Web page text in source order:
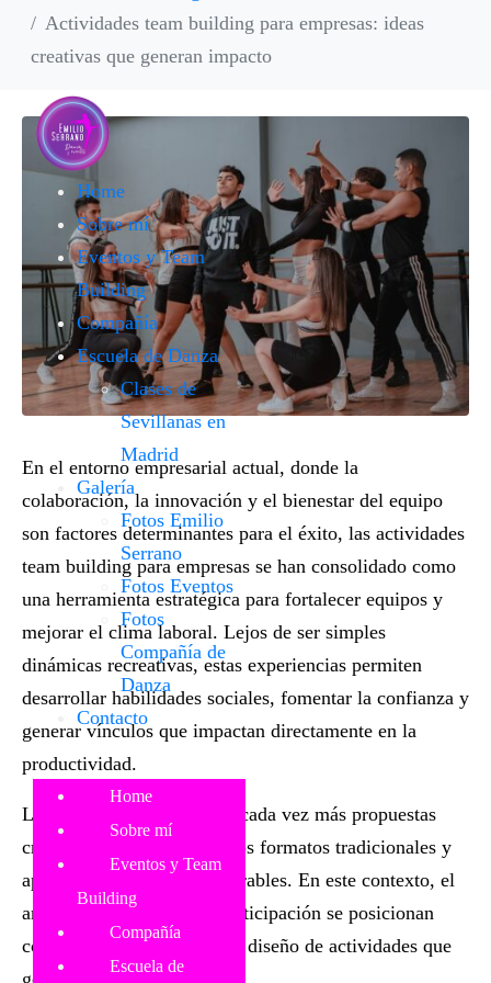
Home
Sobre mí
Eventos y Team
Building
Compañía
Escuela de Danza
Clases de
Sevillanas en
Madrid
Galería
Fotos Emilio
Serrano
Fotos Eventos
Fotos
Compañía de
Danza
Contacto
Home
Sobre mí
Eventos y Team
Building
Compañía
Escuela de
Actividades team building para empresas: ideas
creativas que generan impacto
En el entorno empresarial actual, donde la
colaboración, la innovación y el bienestar del equipo
son factores determinantes para el éxito, las actividades
team building para empresas se han consolidado como
una herramienta estratégica para fortalecer equipos y
mejorar el clima laboral. Lejos de ser simples
dinámicas recreativas, estas experiencias permiten
desarrollar habilidades sociales, fomentar la confianza y
generar vínculos que impactan directamente en la
productividad.
Las organizaciones buscan cada vez más propuestas
creativas que rompan con los formatos tradicionales y
aporten experiencias memorables. En este contexto, el
arte, el movimiento y la participación se posicionan
como elementos clave en el diseño de actividades que
generen impacto real.